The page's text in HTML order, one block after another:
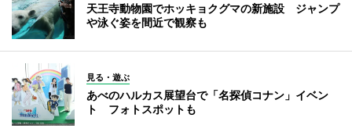
天王寺動物園でホッキョクグマの新施設 ジャンプ
や泳ぐ姿を間近で観察も
見る・遊ぶ
あべのハルカス展望台で「名探偵コナン」イベン
ト フォトスポットも